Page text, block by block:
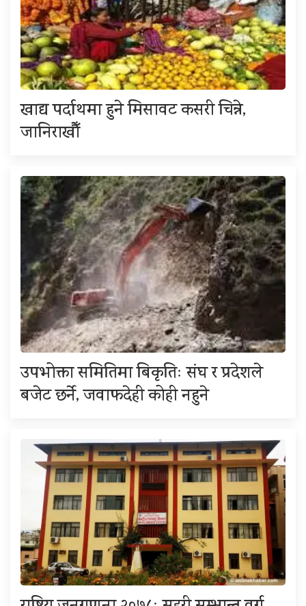
खाद्य पर्दाथमा हुने मिसावट कसरी चिन्ने,
जानिराखौँ
उपभोक्ता समितिमा बिकृतिः संघ र प्रदेशले
बजेट छर्ने, जवाफदेही कोही नहुने